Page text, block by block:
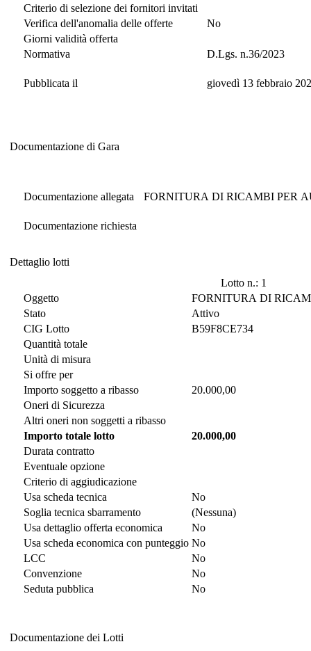
Criterio di selezione dei fornitori invitati
Verifica dell'anomalia delle offerte
No
Giorni validità offerta
Normativa
D.Lgs. n.36/2023
Pubblicata il giovedì 13 febbraio
Documentazione di Gara
Documentazione allegata FORNITURA DI RICAMBI PER
Documentazione richiesta
Dettaglio lotti
Lotto n.: 1
Oggetto
FORNITURA DI
Stato
Attivo
CIG Lotto
B59F8CE734
Quantità totale
Unità di misura
Si offre per
Importo soggetto a ribasso
20.000,00
Oneri di Sicurezza
Altri oneri non soggetti a ribasso
Importo totale lotto
20.000,00
Durata contratto
Eventuale opzione
Criterio di aggiudicazione
Usa scheda tecnica
No
Soglia tecnica sbarramento
(Nessuna)
Usa dettaglio offerta economica
No
Usa scheda economica con punteggio No
LCC
No
Convenzione
No
Seduta pubblica
No
Documentazione dei Lotti